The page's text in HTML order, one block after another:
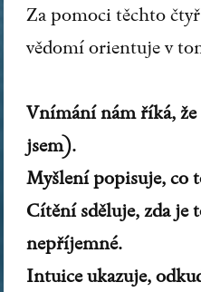
Za pomoci těchto
vědomí orientuje v
Vnímání nám říká,
jsem).
Myšlení popisuje, co
Cítění sděluje, zda je
nepříjemné.
Intuice ukazuje,